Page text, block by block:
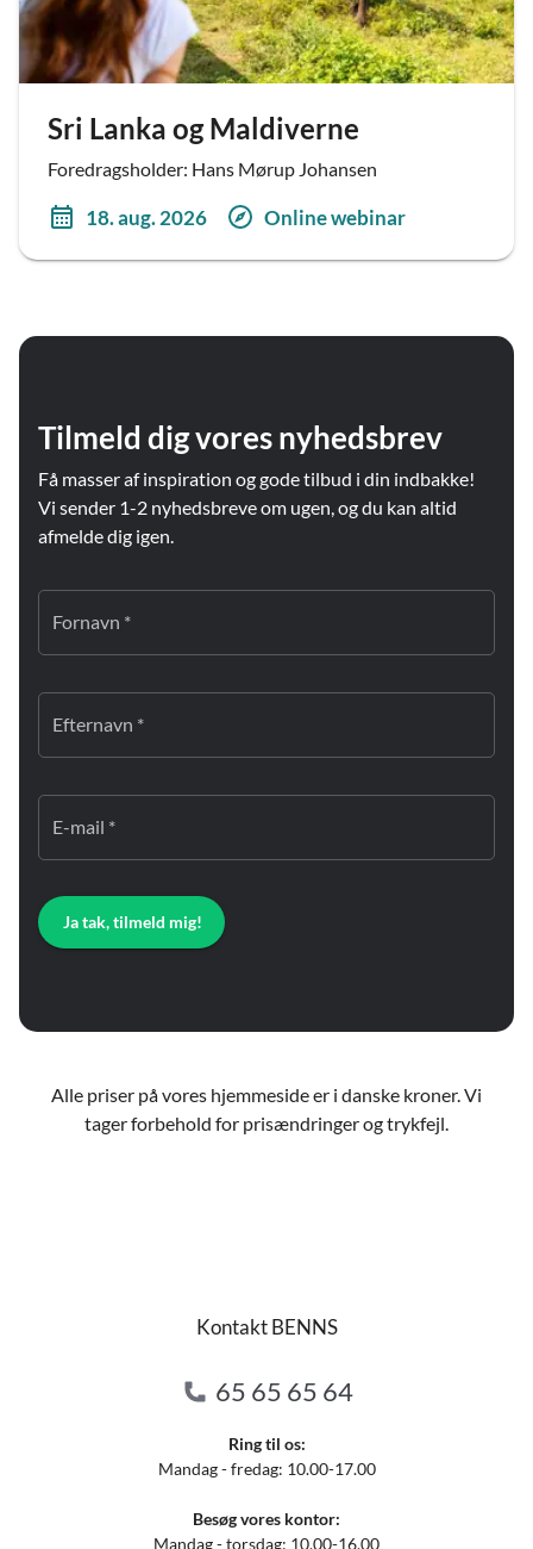
Sri Lanka og Maldiverne
Foredragsholder: Hans Mørup Johansen
18. aug. 2026 Online webinar
Tilmeld dig vores nyhedsbrev
Få masser af inspiration og gode tilbud i din indbakke!
Vi sender 1-2 nyhedsbreve om ugen, og du kan altid
afmelde dig igen.
Fornavn *
Efternavn *
E-mail *
Ja tak, tilmeld mig!
Alle priser på vores hjemmeside er i danske kroner. Vi
tager forbehold for prisændringer og trykfejl.
Kontakt BENNS
65 65 65 64
Ring til os:
Mandag - fredag: 10.00-17.00
Besøg vores kontor:
Mandag - torsdag: 10.00-16.00